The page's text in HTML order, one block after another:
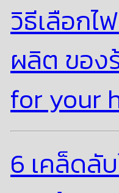
วิธีเลือกไ
ผลิต ของ
for your
6 เคล็ดลั